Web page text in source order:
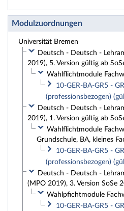
Modulzuordnungen
Universität Bremen
Deutsch - Deutsch -
2019), 5. Version gültig ab
Wahlflichtmodule
10-GER-BA-GR5 -
(professionsbezogen)
Deutsch - Deutsch -
2019), 1. Version gültig ab
Wahlflichtmodule
Grundschule, BA, kleines
10-GER-BA-GR5 -
(professionsbezogen)
Deutsch - Deutsch -
(MPO 2019), 3. Version SoSe
Wahlpfichtmodule
10-GER-BA-GR5 -